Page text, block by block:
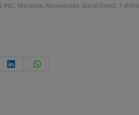
INC., Marques, Nouveautés, Spiral Direct, T-shirts
PartagerPartager